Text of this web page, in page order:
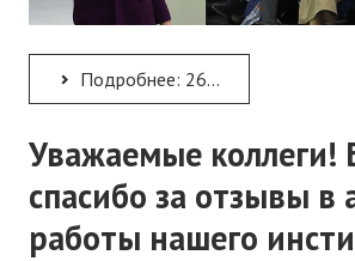
Подробнее: 26 февраля состоялось итоговое занятие в рамках курсов повышения квалификации по ДПП ПК...
Уважаемые коллеги!
спасибо за отзывы в
работы нашего